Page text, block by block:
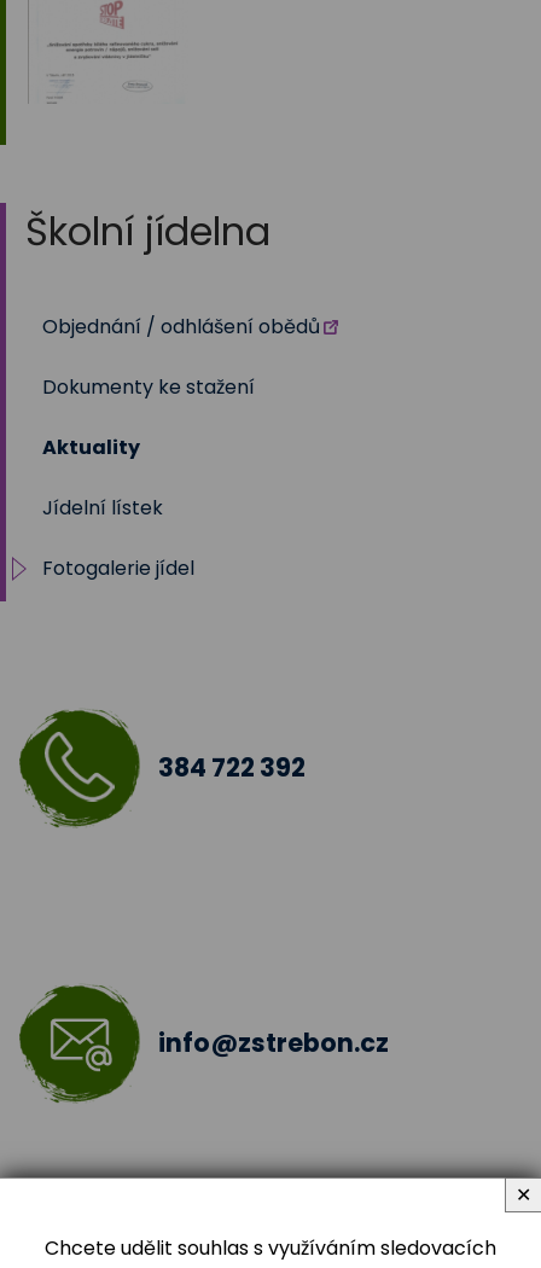
Školní jídelna
Objednání / odhlášení obědů
Dokumenty ke stažení
Aktuality
Jídelní lístek
Fotogalerie jídel
Pokrmy z telecího masa
Pokrmy z drůbežího a kraličího
Bezmasé pokrmy -slané
Sladká jídla
384 722 392
info@zstrebon.cz
Chcete udělit souhlas s využíváním sledovacích
✕